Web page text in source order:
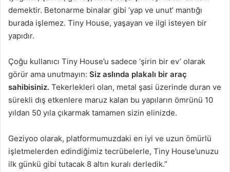
demektir. Betonarme binalar gibi ‘yap ve unut’ mantığı
burada işlemez. Tiny House, yaşayan ve ilgi isteyen bir
yapıdır.
Çoğu kullanıcı Tiny House’u sadece ‘şirin bir ev’ olarak
görür ama unutmayın: Siz aslında plakalı bir araç
sahibisiniz. Tekerlekleri olan, metal şasi üzerinde duran ve
sürekli dış etkenlere maruz kalan bu yapıların ömrünü 10
yıldan 50 yıla çıkarmak tamamen sizin elinizde.
Geziyoo olarak, platformumuzdaki en iyi ve uzun ömürlü
işletmelerden edindiğimiz tecrübelerle, Tiny House’unuzu
ilk günkü gibi tutacak 8 altın kuralı derledik.”